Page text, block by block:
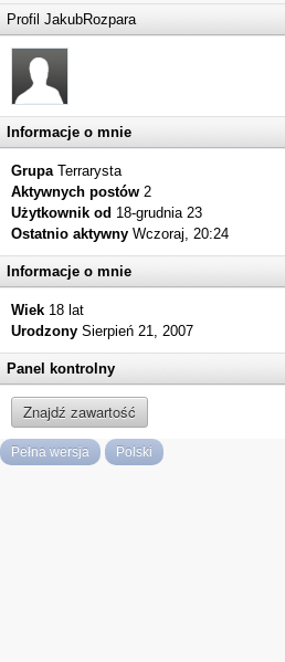
Profil JakubRozpara
Informacje o mnie
GrupaTerrarysta
Aktywnych postów 2
Użytkownik od 18-grudnia 23
Ostatnio aktywny Wczoraj, 20:24
Informacje o mnie
Wiek 18 lat
Urodzony Sierpień 21, 2007
Panel kontrolny
Znajdź zawartość
Pełna wersja Polski